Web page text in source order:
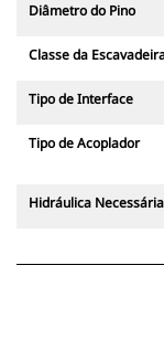
Diâmetro do Pino
Classe da
Tipo de Interface
Tipo de Acoplador
Hidráulica Necessária